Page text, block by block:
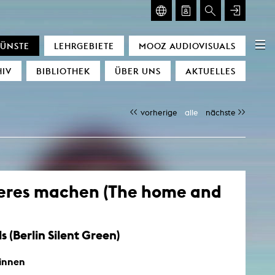
LEHRGEBIETE MOOZ AUDIOVISUALS
BIBLIOTHEK ÜBER UNS AKTUELLES
vorherige alle nächste
machen (The home and
(Berlin Silent Green)
of time
Space)
Glasmoog